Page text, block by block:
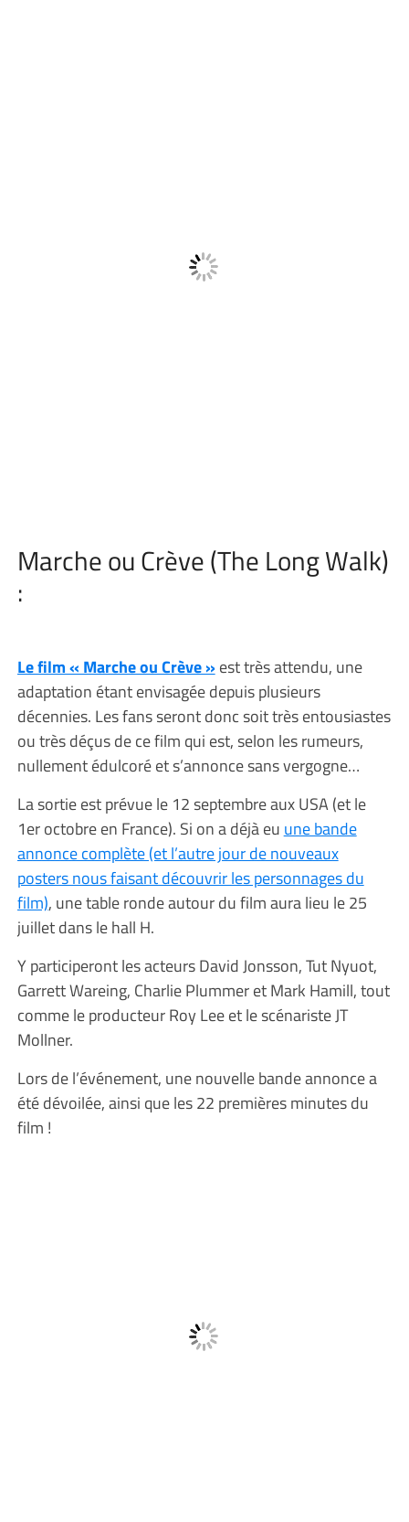
Marche ou Crève (The Long Walk)
:
Le film « Marche ou Crève »est très attendu, une
adaptation étant envisagée depuis plusieurs
décennies. Les fans seront donc soit très entousiastes
ou très déçus de ce film qui est, selon les rumeurs,
nullement édulcoré et s’annonce sans vergogne…
La sortie est prévue le 12 septembre aux USA (et le
1er octobre en France). Si on a déjà eu une bande
annonce complète (et l’autre jour de nouveaux
posters nous faisant découvrir les personnages du
film), une table ronde autour du film aura lieu le 25
juillet dans le hall H.
Y participeront les acteurs David Jonsson, Tut Nyuot,
Garrett Wareing, Charlie Plummer et Mark Hamill, tout
comme le producteur Roy Lee et le scénariste JT
Mollner.
Lors de l’événement, une nouvelle bande annonce a
été dévoilée, ainsi que les 22 premières minutes du
film !